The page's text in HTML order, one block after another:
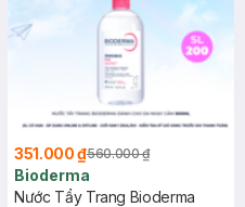
351.000 ₫560.000 ₫
Bioderma
Nước Tẩy Trang Bioderma